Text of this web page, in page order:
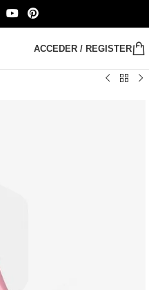
ACCEDER / REGISTER